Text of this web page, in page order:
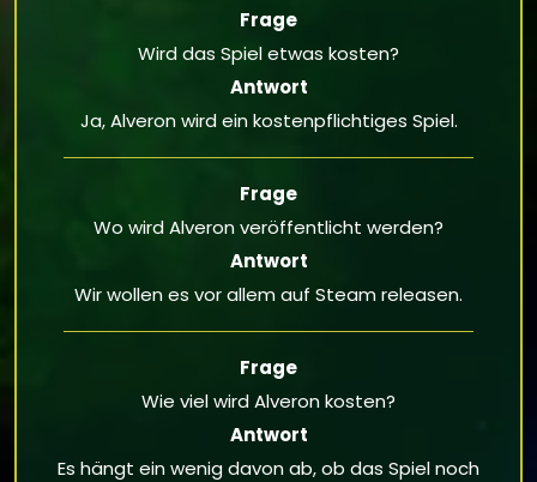
Frage
Wird das Spiel etwas kosten?
Antwort
Ja, Alveron wird ein kostenpflichtiges Spiel.
Frage
Wo wird Alveron veröffentlicht werden?
Antwort
Wir wollen es vor allem auf Steam releasen.
Frage
Wie viel wird Alveron kosten?
Antwort
Es hängt ein wenig davon ab, ob das Spiel noch